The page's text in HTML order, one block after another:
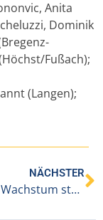
Anita
Dominik
Fußach);
(Langen);
NÄCHSTER
Gesundes Wachstum stärkt Vorarlberger Pflegegesellschaft